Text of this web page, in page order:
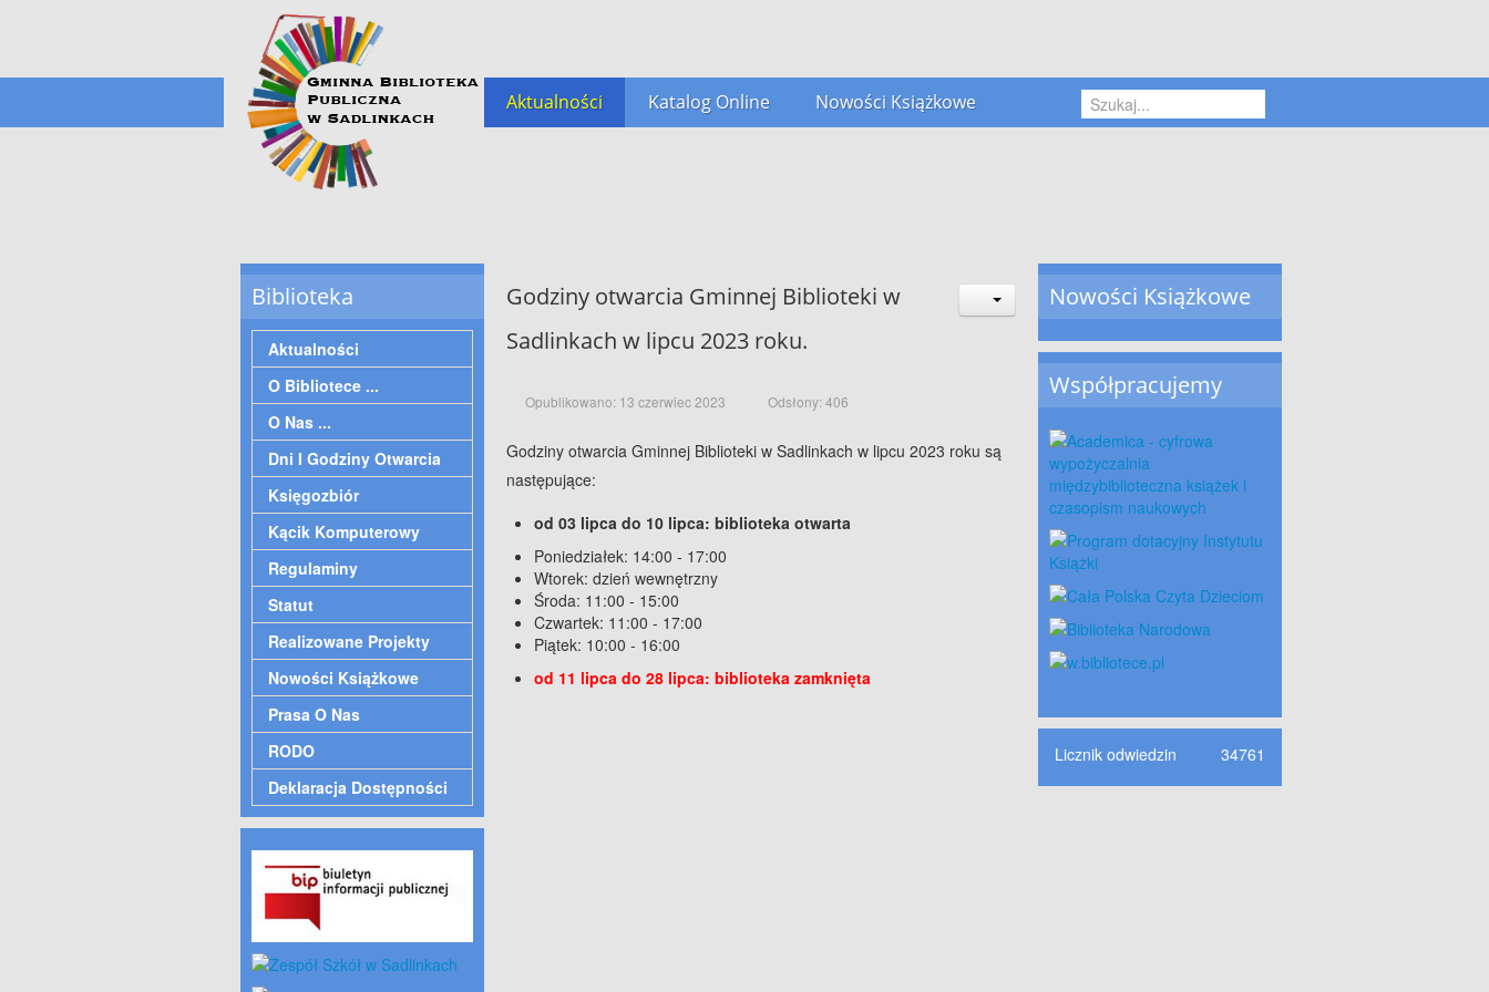
Aktualności Katalog Online Nowości Książkowe
Biblioteka
Aktualności
O Bibliotece ...
O Nas ...
Dni I Godziny Otwarcia
Księgozbiór
Kącik Komputerowy
Regulaminy
Statut
Realizowane Projekty
Nowości Książkowe
Prasa O Nas
RODO
Deklaracja Dostępności
Godziny otwarcia Gminnej Biblioteki w
Sadlinkach w lipcu 2023 roku.
Opublikowano: 13 czerwiec 2023 Odsłony: 406
Godziny otwarcia Gminnej Biblioteki w Sadlinkach w lipcu 2023 roku są
następujące:
od 03 lipca do 10 lipca: biblioteka otwarta
Poniedziałek: 14:00 - 17:00
Wtorek: dzień wewnętrzny
Środa: 11:00 - 15:00
Czwartek: 11:00 - 17:00
Piątek: 10:00 - 16:00
od 11 lipca do 28 lipca: biblioteka zamknięta
Nowości Książkowe
Współpracujemy
Licznik odwiedzin 34761